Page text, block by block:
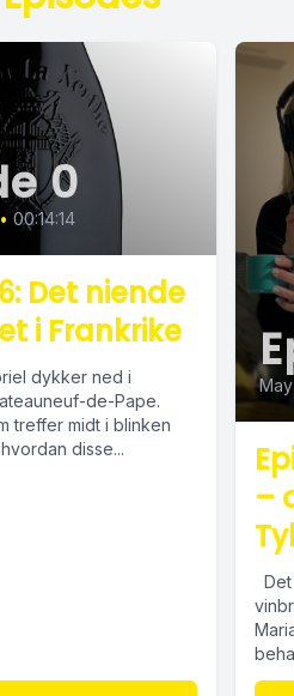
0
• 00:14:14
Det niende
i Frankrike
dykker ned i
de-Pape.
treffer midt i blinken
disse...
–